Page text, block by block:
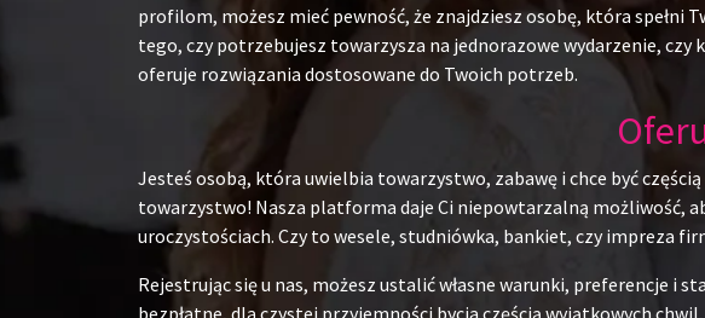
profilom, możesz mieć pewność, że znajdziesz osobę, która
tego, czy potrzebujesz towarzysza na jednorazowe wydarzenie,
oferuje rozwiązania dostosowane do Twoich potrzeb.
Jesteś osobą, która uwielbia towarzystwo, zabawę i chce być
towarzystwo! Nasza platforma daje Ci niepowtarzalną możliwość,
uroczystościach. Czy to wesele, studniówka, bankiet, czy impreza
Rejestrując się u nas, możesz ustalić własne warunki, preferencje i
bezpłatne, dla czystej przyjemności bycia częścią wyjątkowych